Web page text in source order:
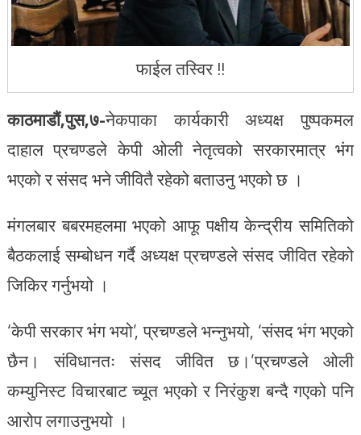
फाईल तस्विर !!
काठमाडौं,पुस,७-नेकपाका कार्यकारी अध्यक्ष पुष्पकमल
दाहाल प्रचण्डले केपी ओली नेतृत्वको सरकारमात्र भंग
भएको र संसद भने जीवितै रहेको बताउनु भएको छ ।
मंगलबार बबरमहलमा भएको आफू पक्षीय केन्द्रीय समितिको
बैठकलाई सम्बोधन गर्दै अध्यक्ष प्रचण्डले संसद जीवित रहेको
जिकिर गर्नुभयो ।
‘केपी सरकार भंग भयो’, प्रचण्डले भन्नुभयो, ‘संसद भंग भएको
छैन। संविधानतः संसद जीवित छ।’प्रचण्डले ओली
कम्युनिस्ट विचारबाट च्यूत भएको र निरंकुश बन्दै गएको पनि
आरोप लगाउनुभयो ।